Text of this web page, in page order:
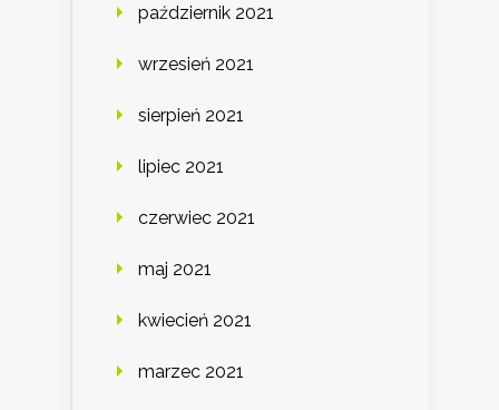
październik 2021
wrzesień 2021
sierpień 2021
lipiec 2021
czerwiec 2021
maj 2021
kwiecień 2021
marzec 2021